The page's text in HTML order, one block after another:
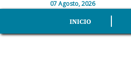
07 Agosto, 2026
INICIO